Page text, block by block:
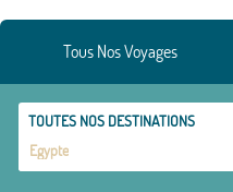
Tous Nos Voyages
TOUTES NOS DESTINATIONS
Egypte